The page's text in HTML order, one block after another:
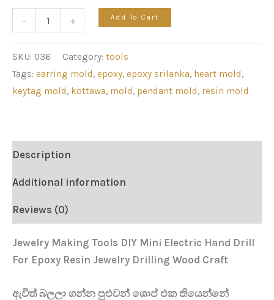
- + Add To Cart
SKU: 036 Category: tools
Tags: earring mold, epoxy, epoxy srilanka, heart mold,
keytag mold, kottawa, mold, pendant mold, resin mold
Description
Additional information
Reviews (0)
Jewelry Making Tools DIY Mini Electric Hand Drill
For Epoxy Resin Jewelry Drilling Wood Craft
ඇවිත් බලලා ගන්න පුළුවන් ශොප් එක තියෙන්නේ